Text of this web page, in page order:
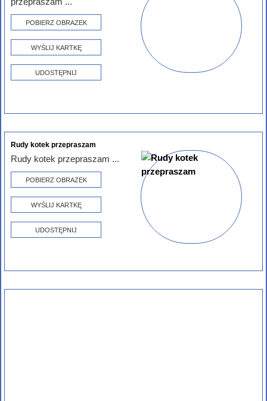
POBIERZ OBRAZEK
WYŚLIJ KARTKĘ
UDOSTĘPNIJ
Rudy kotek przepraszam
Rudy kotek przepraszam ...
POBIERZ OBRAZEK
WYŚLIJ KARTKĘ
UDOSTĘPNIJ